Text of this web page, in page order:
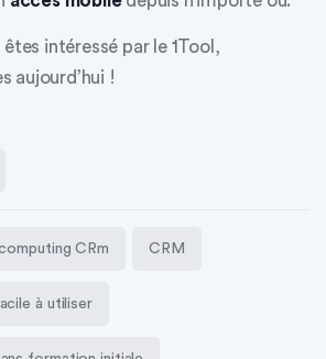
intéressé par le 1Tool,
aujourd’hui !
CRm CRM
à utiliser